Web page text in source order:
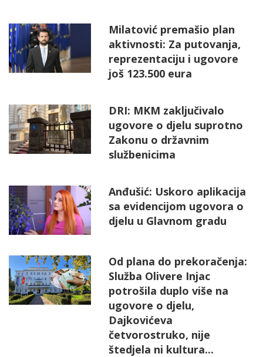
Milatović premašio plan
aktivnosti: Za putovanja,
reprezentaciju i ugovore
još 123.500 eura
DRI: MKM zaključivalo
ugovore o djelu suprotno
Zakonu o državnim
službenicima
Anđušić: Uskoro aplikacija
sa evidencijom ugovora o
djelu u Glavnom gradu
Od plana do prekoračenja:
Služba Olivere Injac
potrošila duplo više na
ugovore o djelu,
Dajkovićeva
četvorostruko, nije
štedjela ni kultura...